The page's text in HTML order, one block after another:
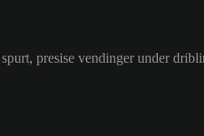
presise vendinger under